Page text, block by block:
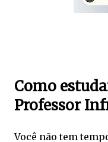
Como
Professor
Você não tem